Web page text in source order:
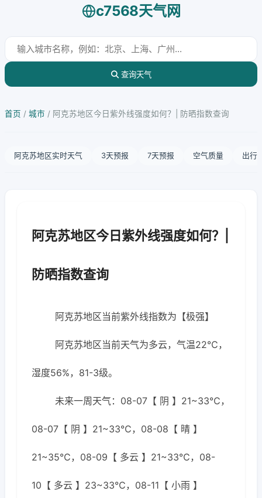
c7568天气网
查询天气
首页 / 城市 / 阿克苏地区今日紫外线强度如何？| 防晒指数查询
阿克苏地区实时天气 3天预报 7天预报 空气质量 出行
阿克苏地区今日紫外线强度如何？|
防晒指数查询
阿克苏地区当前紫外线指数为【极强】
阿克苏地区当前天气为多云，气温22℃，
湿度56%，81-3级。
未来一周天气：08-07【 阴 】21~33℃，
08-07【 阴 】21~33℃，08-08【 晴 】
21~35℃，08-09【 多云 】21~33℃，08-
10【 多云 】23~33℃，08-11【 小雨 】